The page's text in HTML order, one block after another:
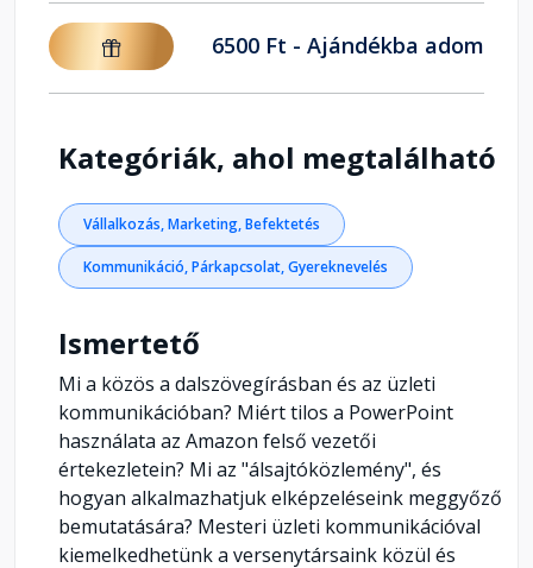
6500 Ft - Ajándékba adom
Kategóriák, ahol megtalálható
Vállalkozás, Marketing, Befektetés
Kommunikáció, Párkapcsolat, Gyereknevelés
Ismertető
Mi a közös a dalszövegírásban és az üzleti
kommunikációban? Miért tilos a PowerPoint
használata az Amazon felső vezetői
értekezletein? Mi az "álsajtóközlemény", és
hogyan alkalmazhatjuk elképzeléseink meggyőző
bemutatására? Mesteri üzleti kommunikációval
kiemelkedhetünk a versenytársaink közül és